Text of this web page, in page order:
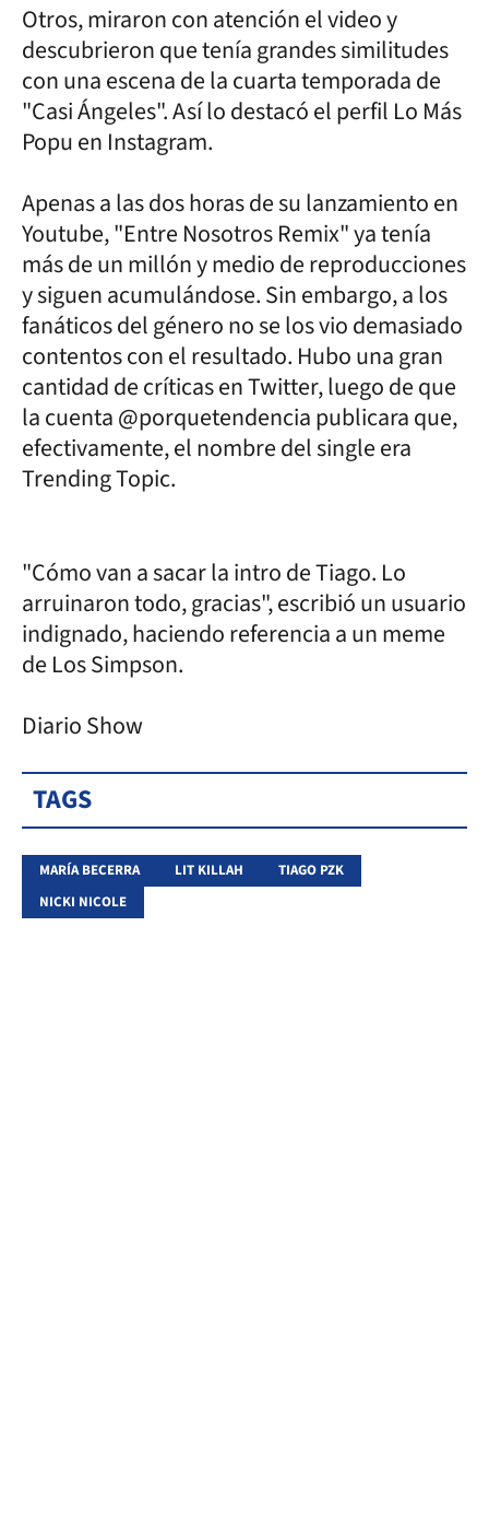
Otros, miraron con atención el video y
descubrieron que tenía grandes similitudes
con una escena de la cuarta temporada de
"Casi Ángeles". Así lo destacó el perfil Lo Más
Popu en Instagram.
Apenas a las dos horas de su lanzamiento en
Youtube, "Entre Nosotros Remix" ya tenía
más de un millón y medio de reproducciones
y siguen acumulándose. Sin embargo, a los
fanáticos del género no se los vio demasiado
contentos con el resultado. Hubo una gran
cantidad de críticas en Twitter, luego de que
la cuenta @porquetendencia publicara que,
efectivamente, el nombre del single era
Trending Topic.
"Cómo van a sacar la intro de Tiago. Lo
arruinaron todo, gracias", escribió un usuario
indignado, haciendo referencia a un meme
de Los Simpson.
Diario Show
TAGS
MARÍA BECERRA LIT KILLAH
TIAGO PZK
NICKI NICOLE